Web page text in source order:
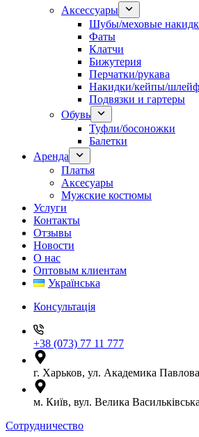
Аксессуары
Шубы/меховые
Фаты
Клатчи
Бижутерия
Перчатки/рукава
Накидки/кейпы/
Подвязки и гартеры
Обувь
Туфли/босоножки
Балетки
Аренда
Платья
Аксесуары
Мужские костюмы
Услуги
Контакты
Отзывы
Новости
О нас
Оптовым клиентам
Українська
Консультація
+38 (073) 77 11 777
г. Харьков, ул. Академика
м. Київ, вул. Велика
Сотрудничество